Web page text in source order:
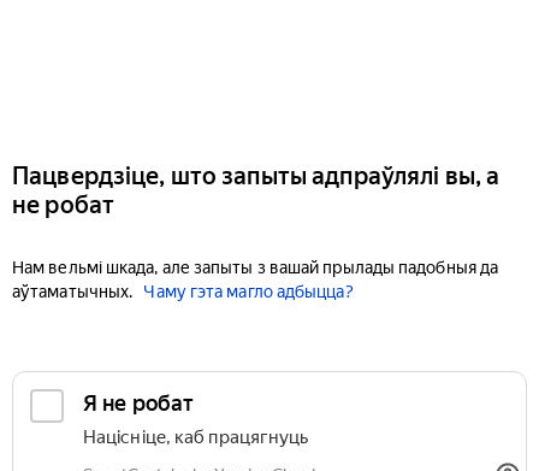
Пацвердзіце, што запыты адпраўлялі вы, а
не робат
Нам вельмі шкада, але запыты з вашай прылады падобныя да
аўтаматычных.
Чаму гэта магло адбыцца?
Я не робат
Націсніце, каб працягнуць